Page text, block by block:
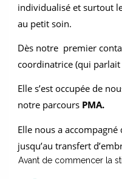
individualisé et surtout
au petit soin.
Dès notre  premier
coordinatrice (qui parlait
Elle s’est occupée de
notre parcours PMA.
Elle nous a
jusqu’au transfert
Avant de commencer la